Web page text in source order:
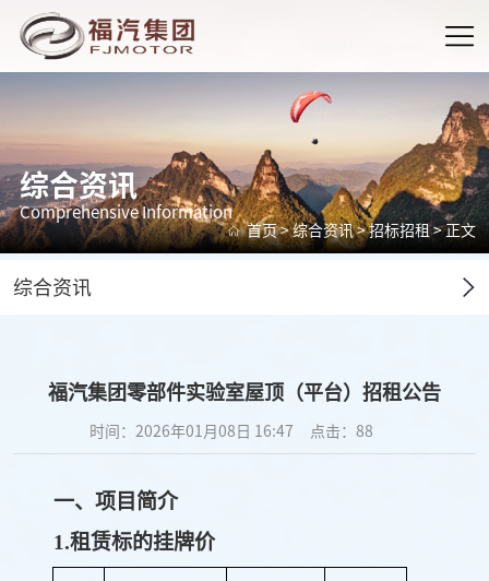
综合资讯
Comprehensive Information
首页>综合资讯>招标招租> 正文
综合资讯
福汽集团零部件实验室屋顶（平台）招租公告
时间：2026年01月08日 16:47 点击：88
一、项目简介
1.租赁标的挂牌价